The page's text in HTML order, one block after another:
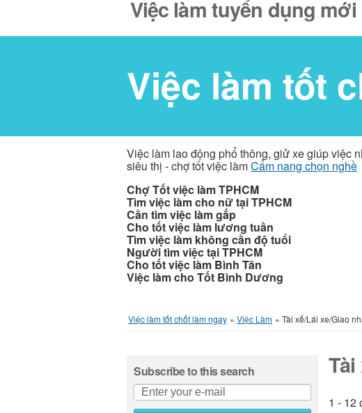
Việc làm tuyển dụng
Việc làm tốt
Việc làm lao động phổ thông, giử xe giúp việc
siêu thị - chợ tốt việc làmCẩm nang chọn nghề
Chợ Tốt việc làm TPHCM
Tìm việc làm cho nữ tại TPHCM
Cần tìm việc làm gấp
Cho tốt việc làm lương tuần
Tìm việc làm không cần độ tuổi
Người tìm việc tại TPHCM
Cho tốt việc làm Bình Tân
Việc làm cho Tốt Bình Dương
Việc làm tốt chốt làm ngay » Việc Làm » Tài xế/Lái xe/Giao
Subscribe to this search Tài
1 - 12